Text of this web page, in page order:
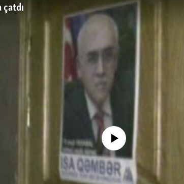
çatdı
No media source currently available